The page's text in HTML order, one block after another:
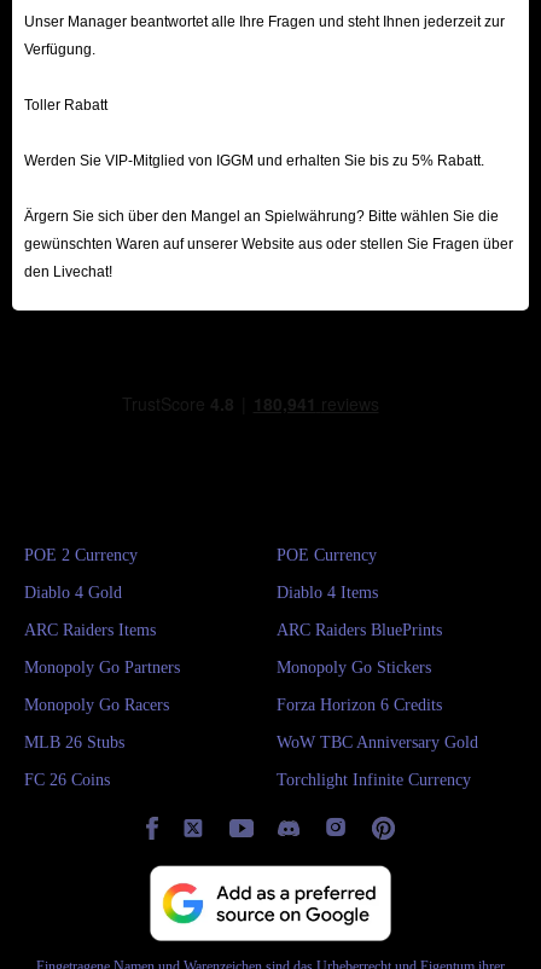
Unser Manager beantwortet alle Ihre Fragen und steht Ihnen jederzeit zur
Verfügung.
Toller Rabatt
Werden Sie VIP-Mitglied von IGGM und erhalten Sie bis zu 5% Rabatt.
Ärgern Sie sich über den Mangel an Spielwährung? Bitte wählen Sie die
gewünschten Waren auf unserer Website aus oder stellen Sie Fragen über
den Livechat!
POE 2 Currency POE Currency
Diablo 4 Gold Diablo 4 Items
ARC Raiders Items ARC Raiders BluePrints
Monopoly Go Partners Monopoly Go Stickers
Monopoly Go Racers Forza Horizon 6 Credits
MLB 26 Stubs WoW TBC Anniversary Gold
FC 26 Coins Torchlight Infinite Currency